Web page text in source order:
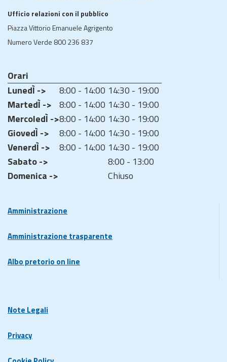
Ufficio relazioni con il pubblico
Piazza Vittorio Emanuele Agrigento
Numero Verde 800 236 837
Orari
LunedÌ ->
8:00 - 14:00 14:30 - 19:00
MartedÌ -> 8:00 - 14:00 14:30 - 19:00
MercoledÌ ->8:00 - 14:00 14:30 - 19:00
GiovedÌ ->
8:00 - 14:00 14:30 - 19:00
VenerdÌ ->
8:00 - 14:00 14:30 - 19:00
Sabato ->
8:00 - 13:00
Domenica ->
Chiuso
Amministrazione
Amministrazione trasparente
Albo pretorio on line
Note Legali
Privacy